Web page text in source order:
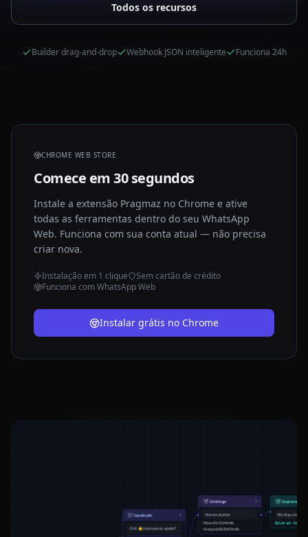
Todos os recursos
Builder drag-and-drop Webhook JSON inteligente Funciona 24h
CHROME WEB STORE
Comece em 30 segundos
Instale a extensão Pragmaz no Chrome e ative
todas as ferramentas dentro do seu WhatsApp
Web. Funciona com sua conta atual — não precisa
criar nova.
Instalação em 1 clique
Sem cartão de crédito
Funciona com WhatsApp Web
Instalar grátis no Chrome
Saudação
Olá! 👋 Como posso ajudar?
Catálogo
Nossos planos:
• Básico R$120,99/mês
• Avançado R$354,99/mês
Capturar
Me diga seu nome
Salvar em: Nome